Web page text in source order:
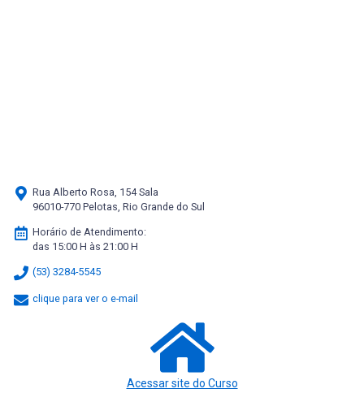
Rua Alberto Rosa, 154 Sala
96010-770 Pelotas, Rio Grande do Sul
Horário de Atendimento:
das 15:00 H às 21:00 H
(53) 3284-5545
clique para ver o e-mail
Acessar site do Curso